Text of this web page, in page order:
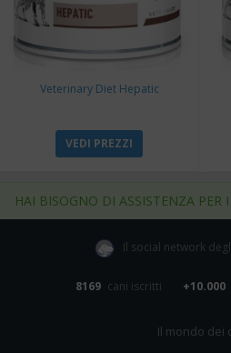
Veterinary Diet Hepatic
VEDI PREZZI
HAI BISOGNO DI ASSISTENZA PER
Il social network
8169 cani iscritti +10.000
Il mondo dei